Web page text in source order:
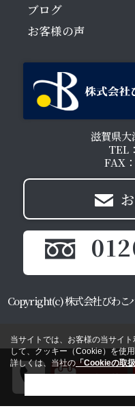
ブログ
お客様の声
滋賀県大
TEL
FAX
Copyright(c) 株式会社びわこ
当サイトでは、お客様の当サイ
して、クッキー（Cookie）を使
詳しくは、当社の 「Cookieの取